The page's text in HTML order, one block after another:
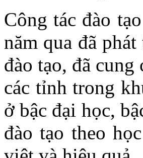
Công tác đào
năm qua đã
đào tạo, đã
các tỉnh trong
ở bậc đại học,
đào tạo theo